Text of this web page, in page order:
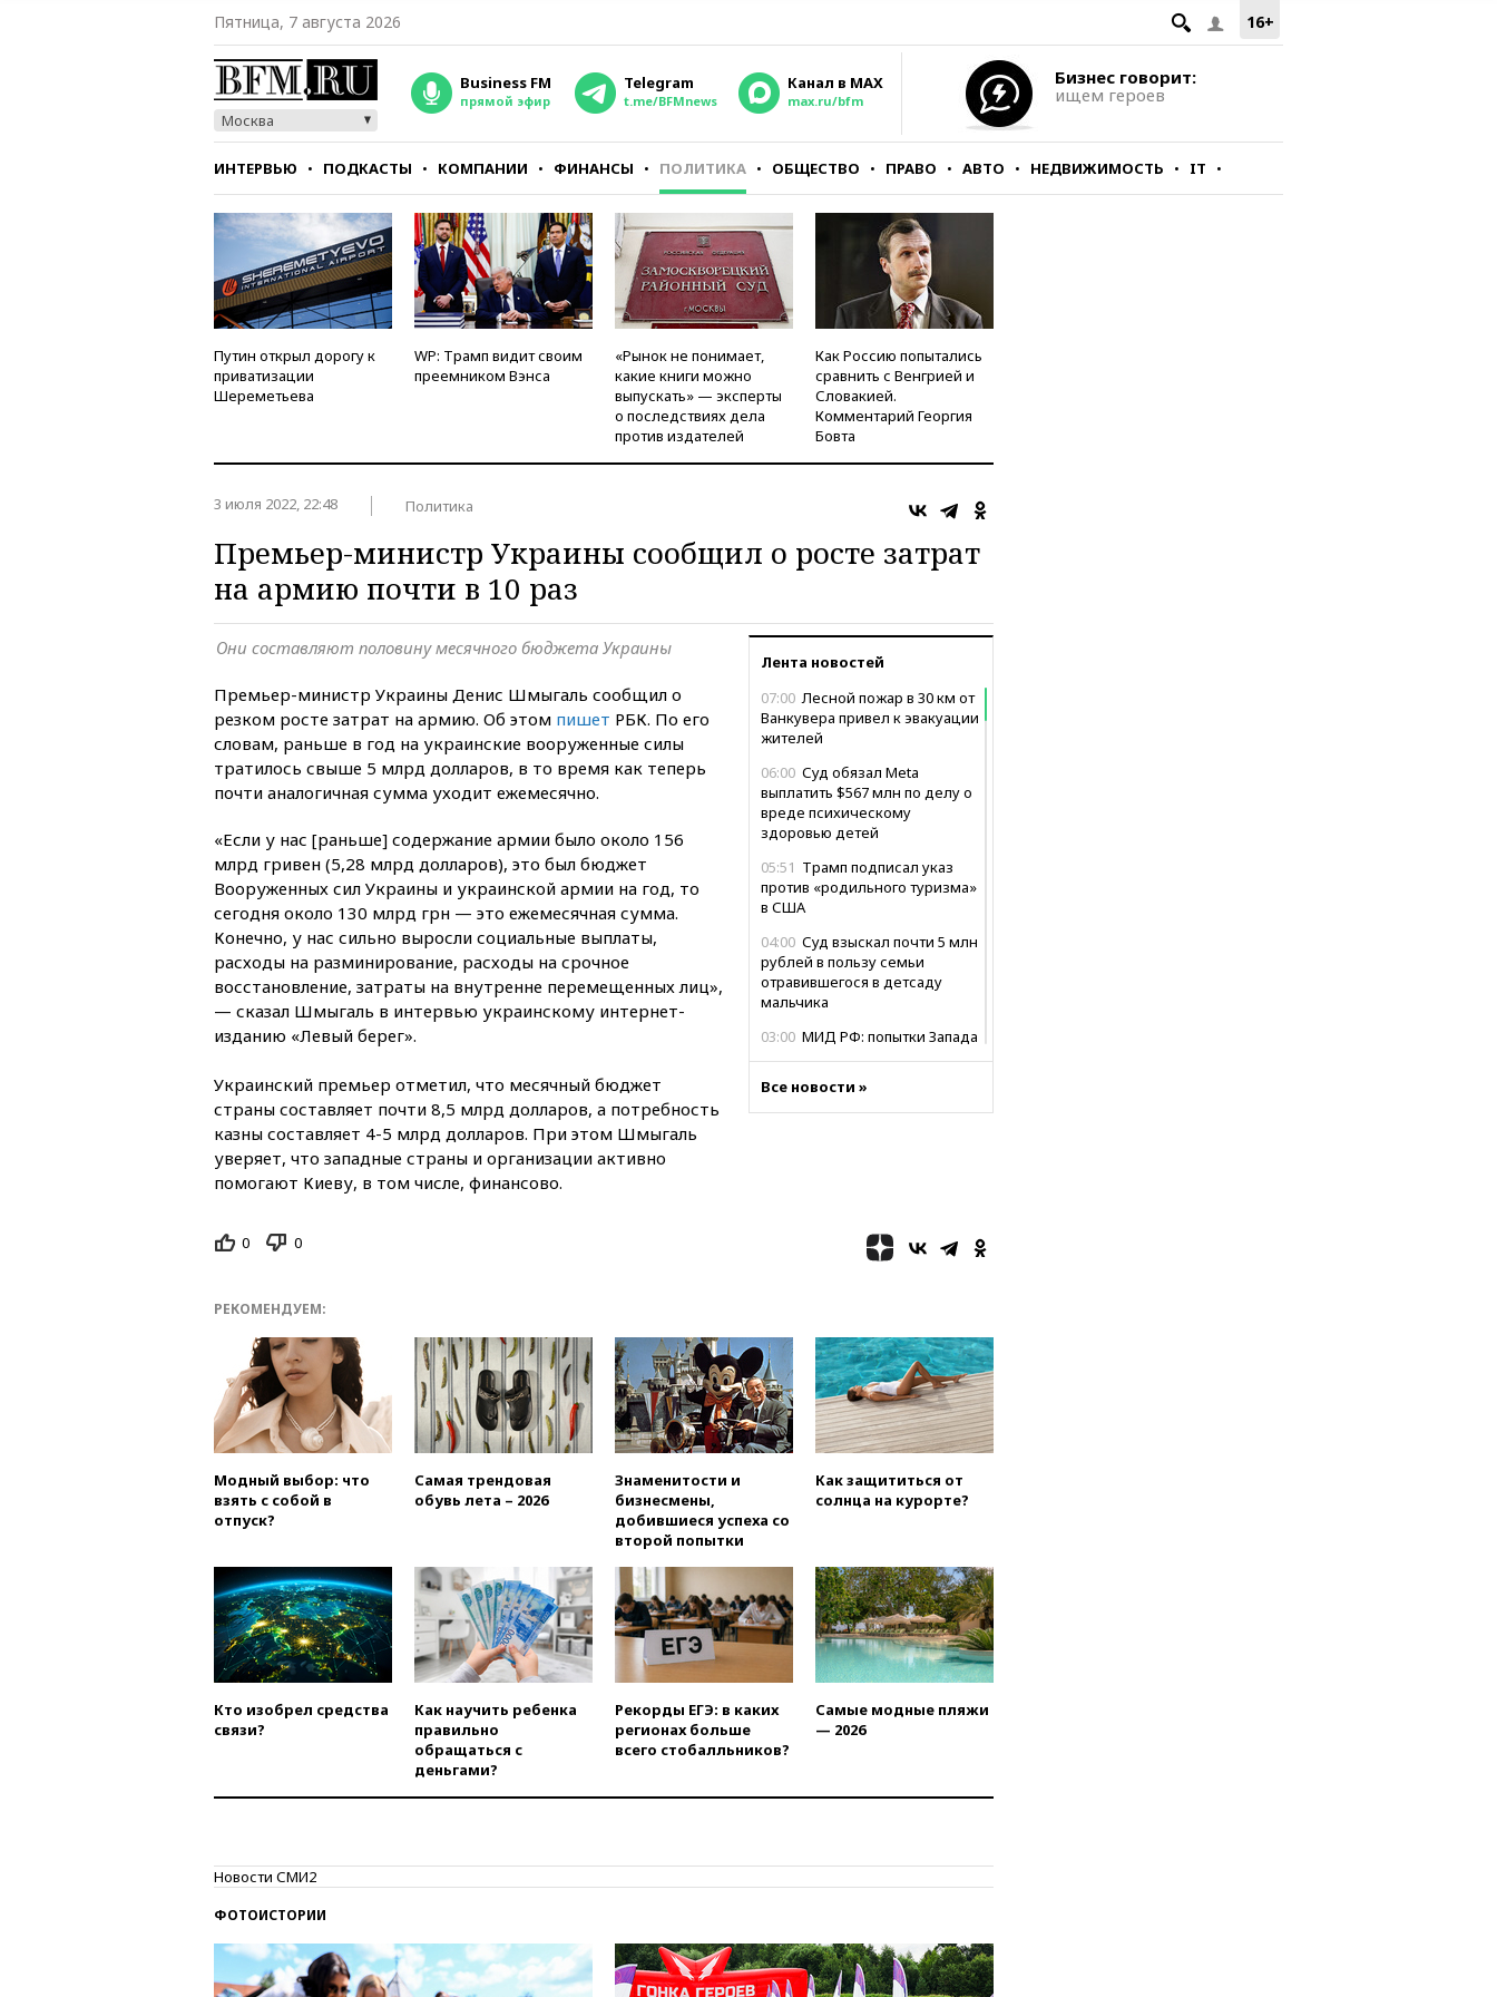
16+
Пятница, 7 августа 2026
Москва
Business FM
прямой эфир
Telegram
t.me/BFMnews
Канал в MAX
max.ru/bfm
Бизнес говорит:
ищем героев
ИНТЕРВЬЮ ПОДКАСТЫ КОМПАНИИ ФИНАНСЫ ПОЛИТИКА ОБЩЕСТВО ПРАВО АВТО НЕДВИЖИМОСТЬ IT
СТИЛЬ ТЕСТЫ
Путин открыл дорогу к
приватизации
Шереметьева
WP: Трамп видит своим
преемником Вэнса
«Рынок не понимает,
какие книги можно
выпускать» — эксперты
о последствиях дела
против издателей
Как Россию попытались
сравнить с Венгрией и
Словакией.
Комментарий Георгия
Бовта
3 июля 2022, 22:48 Политика
Премьер-министр Украины сообщил о росте затрат
на армию почти в 10 раз
Лента новостей
07:00 Лесной пожар в 30 км от
Ванкувера привел к эвакуации
жителей
06:00 Суд обязал Meta
выплатить $567 млн по делу о
вреде психическому
здоровью детей
05:51 Трамп подписал указ
против «родильного туризма»
в США
04:00 Суд взыскал почти 5 млн
рублей в пользу семьи
отравившегося в детсаду
мальчика
03:00 МИД РФ: попытки Запада
02:00Ни один водоем Англии
Трамп заявил о
вчера, 23:28Слуцкий призвал
признать «Яблоко»
нежелательной организацией
вчера, 23:15В Смоленске
ребенок и женщина погибли
при падении деревьев во
вчера, 22:55 В Москве в
пятницу ожидаются ливни
продлил контракт с «Реалом»
до 2032 года
вчера, 22:28Отказаться от
российского гражданства
станет значительно дороже
вчера, 22:20Путин назвал 76-ю
гвардейскую десантно-
штурмовую дивизию
вчера, 22:15Путин заслушал
вчера, 21:35«Аэрофлот»
отменяет часть рейсов в Сочи
Все новости »
Они составляют половину месячного бюджета Украины
Премьер-министр Украины Денис Шмыгаль сообщил о
резком росте затрат на армию. Об этом пишет РБК. По его
словам, раньше в год на украинские вооруженные силы
тратилось свыше 5 млрд долларов, в то время как теперь
почти аналогичная сумма уходит ежемесячно.
«Если у нас [раньше] содержание армии было около 156
млрд гривен (5,28 млрд долларов), это был бюджет
Вооруженных сил Украины и украинской армии на год, то
сегодня около 130 млрд грн — это ежемесячная сумма.
Конечно, у нас сильно выросли социальные выплаты,
расходы на разминирование, расходы на срочное
восстановление, затраты на внутренне перемещенных лиц»,
— сказал Шмыгаль в интервью украинскому интернет-
изданию «Левый берег».
Украинский премьер отметил, что месячный бюджет
страны составляет почти 8,5 млрд долларов, а потребность
казны составляет 4-5 млрд долларов. При этом Шмыгаль
уверяет, что западные страны и организации активно
помогают Киеву, в том числе, финансово.
0 0
РЕКОМЕНДУЕМ:
Модный выбор: что
взять с собой в
отпуск?
Самая трендовая
обувь лета – 2026
Знаменитости и
бизнесмены,
добившиеся успеха со
второй попытки
Как защититься от
солнца на курорте?
Кто изобрел средства
связи?
Как научить ребенка
правильно
обращаться с
деньгами?
Рекорды ЕГЭ: в каких
регионах больше
всего стобалльников?
Самые модные пляжи
— 2026
Новости СМИ2
ФОТОИСТОРИИ